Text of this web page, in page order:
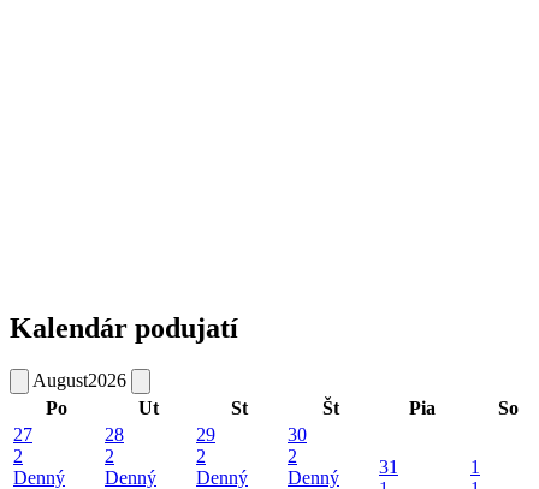
Kalendár podujatí
August2026
Po
Ut St Št Pia
So
27
2
Denný
28
2
Denný
29
2
Denný
30
2
Denný
31
1